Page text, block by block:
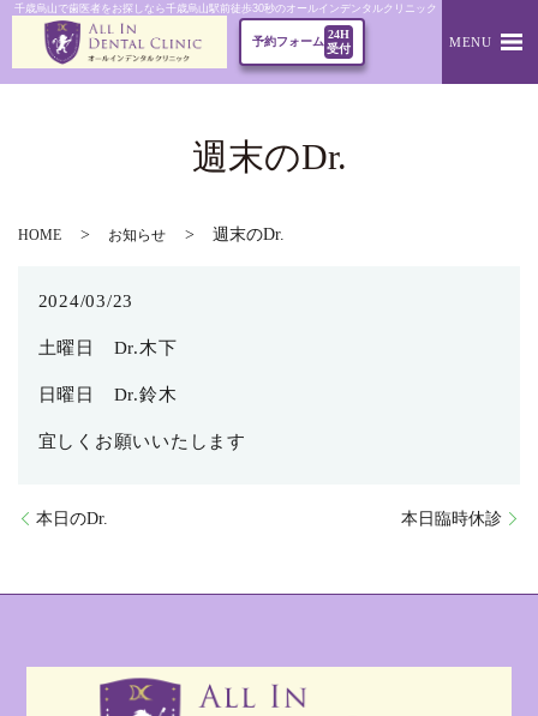
千歳烏山で歯医者をお探しなら千歳烏山駅前徒歩30秒のオールインデンタルクリニック｜週末のDr.
予約フォーム
24H
受付
MENU
週末のDr.
HOME お知らせ 週末のDr.
2024/03/23
土曜日 Dr.木下
日曜日 Dr.鈴木
宜しくお願いいたします
本日のDr. 本日臨時休診